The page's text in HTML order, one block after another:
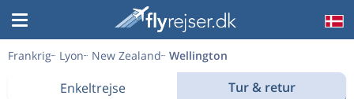
Frankrig Lyon New Zealand Wellington
Enkeltrejse Tur & retur